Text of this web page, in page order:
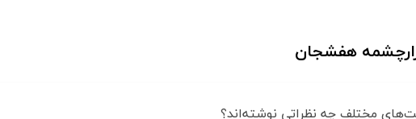
هفشجان
مختلف چه نظراتی نوشته‌اند؟